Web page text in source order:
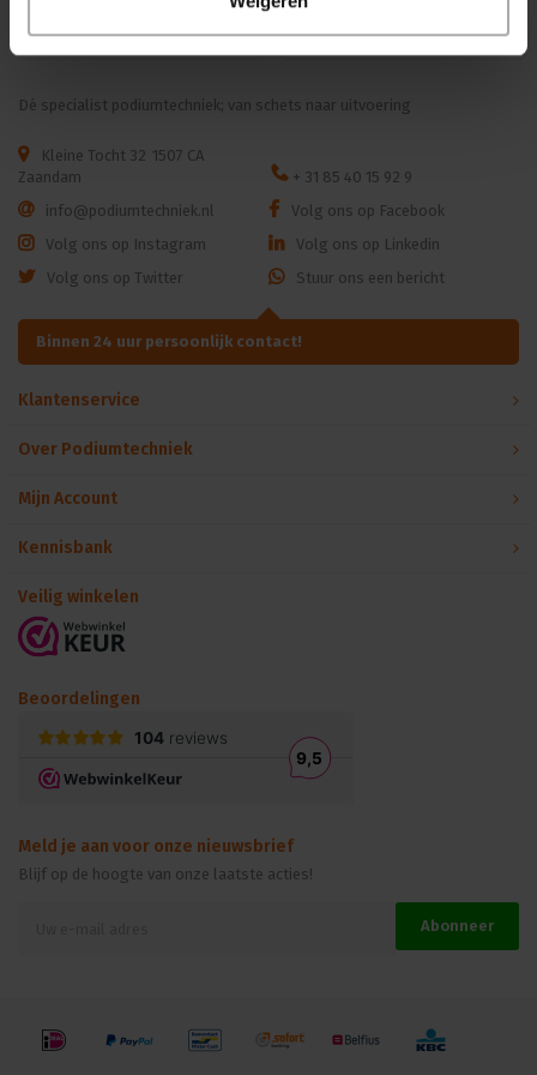
Dé specialist podiumtechniek; van schets naar uitvoering
Kleine Tocht 32 1507 CA
Zaandam
+ 31 85 40 15 92 9
info@podiumtechniek.nl
Volg ons op Facebook
Volg ons op Instagram
Volg ons op Linkedin
Volg ons op Twitter
Stuur ons een bericht
Binnen 24 uur persoonlijk contact!
Klantenservice
Over Podiumtechniek
Mijn Account
Kennisbank
Veilig winkelen
Beoordelingen
Meld je aan voor onze nieuwsbrief
Blijf op de hoogte van onze laatste acties!
Abonneer